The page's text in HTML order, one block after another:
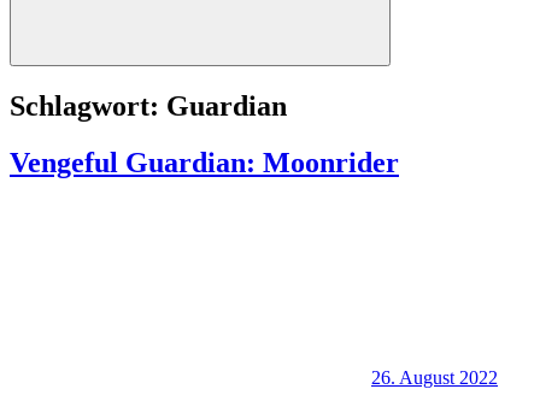
Suchen
Schlagwort: Guardian
Vengeful Guardian: Moonrider
26. August 2022